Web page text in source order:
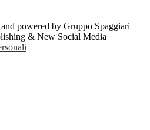
powered by Gruppo Spaggiari
& New Social Media